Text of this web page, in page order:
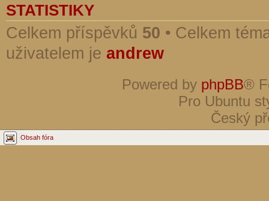
STATISTIKY
Celkem příspěvků 50 • Celkem
uživatelem je andrew
Powered by phpBB®
Pro Ubuntu
Český
Obsah fóra